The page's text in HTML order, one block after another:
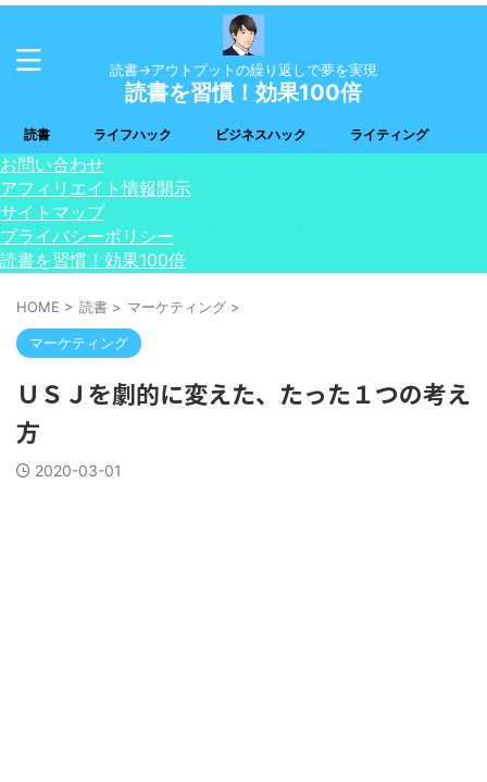
読書→アウトプットの繰り返しで夢を実現
読書を習慣！効果100倍
読書 ライフハック ビジネスハック ライティング
お問い合わせ
アフィリエイト情報開示
サイトマップ
プライバシーポリシー
読書を習慣！効果100倍
HOME > 読書 > マーケティング >
マーケティング
ＵＳＪを劇的に変えた、たった１つの考え
方
2020-03-01